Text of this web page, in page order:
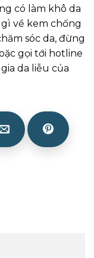
có làm khô da
về kem chống
sóc da, đừng
gọi tới hotline
da liễu của